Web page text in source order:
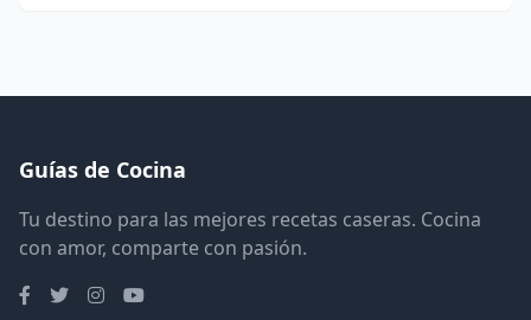
Guías de Cocina
Tu destino para las mejores recetas caseras. Cocina
con amor, comparte con pasión.